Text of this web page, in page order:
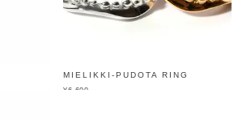
MIELIKKI-PUDOTA RING
¥6,600